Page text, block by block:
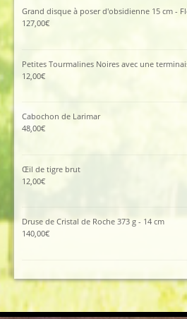
Grand disque à poser d'obsidienne 15 cm -
127,00€
Petites Tourmalines Noires avec une
12,00€
Cabochon de Larimar
48,00€
Œil de tigre brut
12,00€
Druse de Cristal de Roche 373 g - 14 cm
140,00€